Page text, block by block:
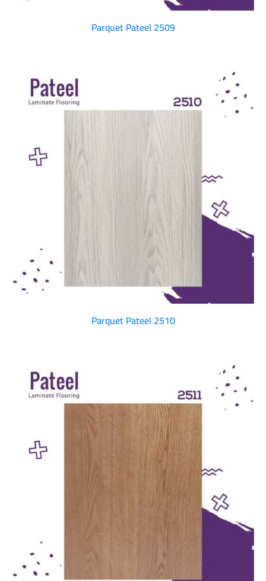
Parquet Pateel 2509
Parquet Pateel 2510